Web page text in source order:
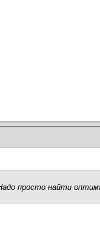
просто найти